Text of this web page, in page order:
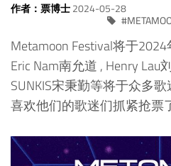
作者：票博士2024-05-28
Metamoon Festival将于
Eric Nam南允道 , Henry Lau
SUNKIS宋秉勤等将于众多
喜欢他们的歌迷们抓紧抢票